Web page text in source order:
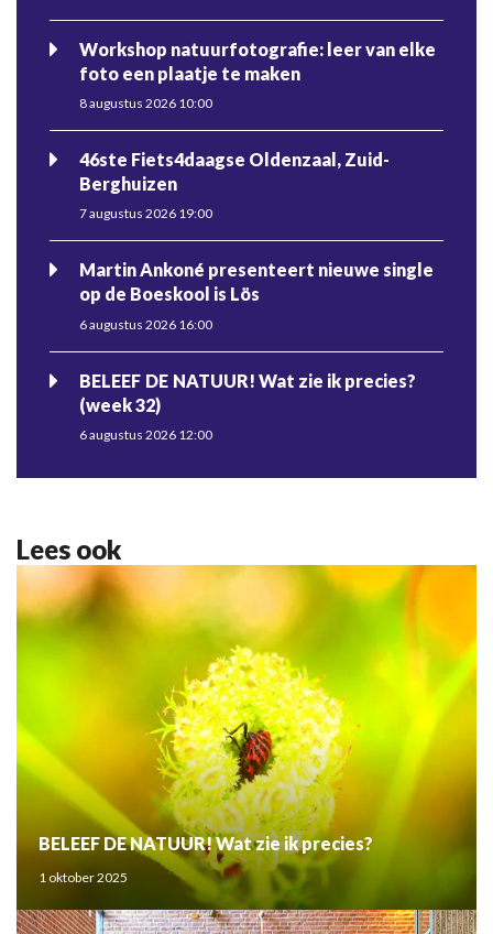
Workshop natuurfotografie: leer van elke
foto een plaatje te maken
8 augustus 2026 10:00
46ste Fiets4daagse Oldenzaal, Zuid-
Berghuizen
7 augustus 2026 19:00
Martin Ankoné presenteert nieuwe single
op de Boeskool is Lös
6 augustus 2026 16:00
BELEEF DE NATUUR! Wat zie ik precies?
(week 32)
6 augustus 2026 12:00
Lees ook
BELEEF DE NATUUR! Wat zie ik precies?
1 oktober 2025